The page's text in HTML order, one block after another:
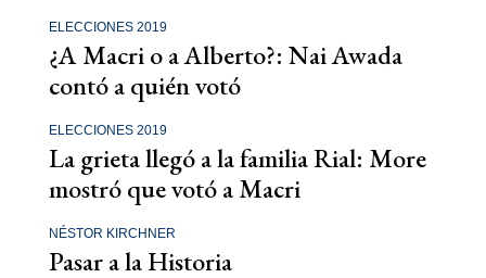
ELECCIONES 2019
¿A Macri o a Alberto?: Nai Awada
contó a quién votó
ELECCIONES 2019
La grieta llegó a la familia Rial: More
mostró que votó a Macri
NÉSTOR KIRCHNER
Pasar a la Historia